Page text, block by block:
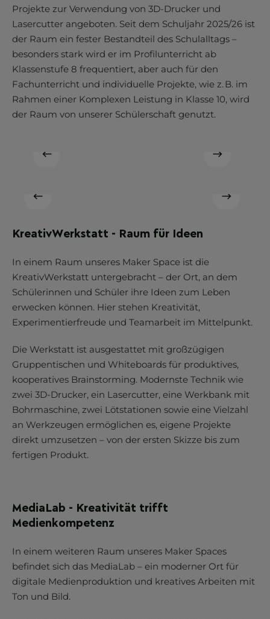
Projekte zur Verwendung von 3D-Drucker und
Lasercutter angeboten. Seit dem Schuljahr 2025/26 ist
der Raum ein fester Bestandteil des Schulalltags –
besonders stark wird er im Profilunterricht ab
Klassenstufe 8 frequentiert, aber auch für den
Fachunterricht und individuelle Projekte, wie z. B. im
Rahmen einer Komplexen Leistung in Klasse 10, wird
der Raum von unserer Schülerschaft genutzt.
KreativWerkstatt - Raum für Ideen
In einem Raum unseres Maker Space ist die
KreativWerkstatt untergebracht – der Ort, an dem
Schülerinnen und Schüler ihre Ideen zum Leben
erwecken können. Hier stehen Kreativität,
Experimentierfreude und Teamarbeit im Mittelpunkt.
Die Werkstatt ist ausgestattet mit großzügigen
Gruppentischen und Whiteboards für produktives,
kooperatives Brainstorming. Modernste Technik wie
zwei 3D-Drucker, ein Lasercutter, eine Werkbank mit
Bohrmaschine, zwei Lötstationen sowie eine Vielzahl
an Werkzeugen ermöglichen es, eigene Projekte
direkt umzusetzen – von der ersten Skizze bis zum
fertigen Produkt.
MediaLab - Kreativität trifft
Medienkompetenz
In einem weiteren Raum unseres Maker Spaces
befindet sich das MediaLab – ein moderner Ort für
digitale Medienproduktion und kreatives Arbeiten mit
Ton und Bild.